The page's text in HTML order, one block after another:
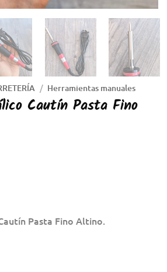
/ Herramientas manuales
Cautín Pasta Fino
Pasta Fino Altino.